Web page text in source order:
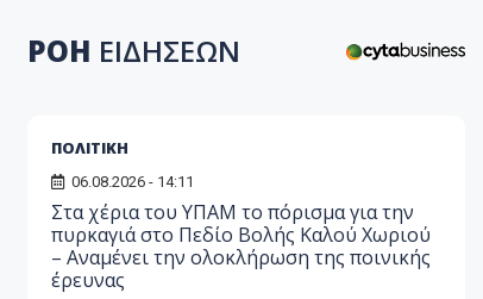
ΡΟΗ ΕΙΔΗΣΕΩΝ
ΠΟΛΙΤΙΚΗ
06.08.2026 - 14:11
Στα χέρια του ΥΠΑΜ το πόρισμα για την
πυρκαγιά στο Πεδίο Βολής Καλού Χωριού
– Αναμένει την ολοκλήρωση της ποινικής
έρευνας